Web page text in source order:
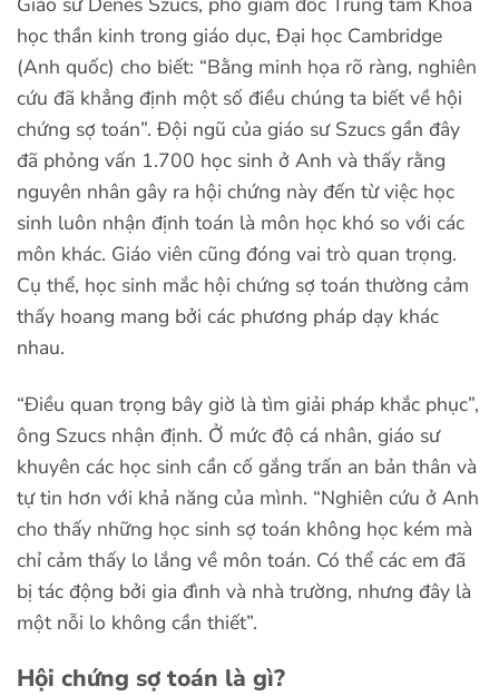
học thần kinh trong giáo dục, Đại học Cambridge
(Anh quốc) cho biết: “Bằng minh họa rõ ràng, nghiên
cứu đã khẳng định một số điều chúng ta biết về hội
chứng sợ toán”. Đội ngũ của giáo sư Szucs gần đây
đã phỏng vấn 1.700 học sinh ở Anh và thấy rằng
nguyên nhân gây ra hội chứng này đến từ việc học
sinh luôn nhận định toán là môn học khó so với các
môn khác. Giáo viên cũng đóng vai trò quan trọng.
Cụ thể, học sinh mắc hội chứng sợ toán thường cảm
thấy hoang mang bởi các phương pháp dạy khác
nhau.
“Điều quan trọng bây giờ là tìm giải pháp khắc phục”,
ông Szucs nhận định. Ở mức độ cá nhân, giáo sư
khuyên các học sinh cần cố gắng trấn an bản thân và
tự tin hơn với khả năng của mình. “Nghiên cứu ở Anh
cho thấy những học sinh sợ toán không học kém mà
chỉ cảm thấy lo lắng về môn toán. Có thể các em đã
bị tác động bởi gia đình và nhà trường, nhưng đây là
một nỗi lo không cần thiết”.
Hội chứng sợ toán là gì?